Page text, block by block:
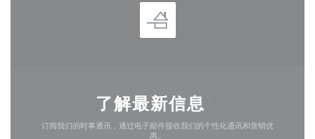
了解最新信息
订阅我们的时事通讯，通过电子邮件接收我们的个性化通讯和营销优
惠。